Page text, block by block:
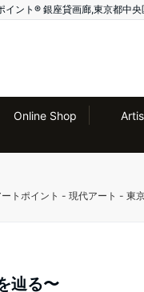
イント®️ 銀座貸画廊,東京
Online Shop
トポイント - 現代アート - 東
辿る〜